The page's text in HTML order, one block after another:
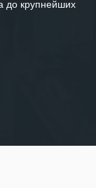
до крупнейших